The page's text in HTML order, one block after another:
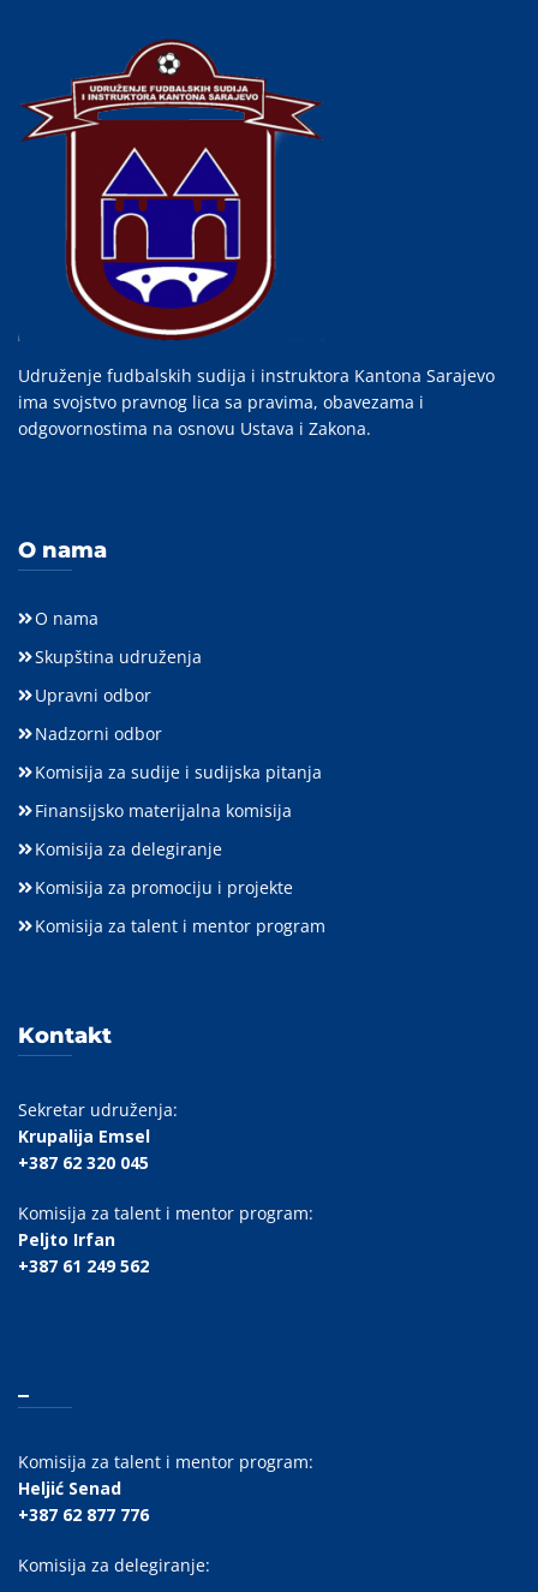
Udruženje fudbalskih sudija i instruktora Kantona Sarajevo
ima svojstvo pravnog lica sa pravima, obavezama i
odgovornostima na osnovu Ustava i Zakona.
O nama
O nama
Skupština udruženja
Upravni odbor
Nadzorni odbor
Komisija za sudije i sudijska pitanja
Finansijsko materijalna komisija
Komisija za delegiranje
Komisija za promociju i projekte
Komisija za talent i mentor program
Kontakt
Sekretar udruženja:
Krupalija Emsel
+387 62 320 045
Komisija za talent i mentor program:
Peljto Irfan
+387 61 249 562
Komisija za talent i mentor program:
Heljić Senad
+387 62 877 776
Komisija za delegiranje: